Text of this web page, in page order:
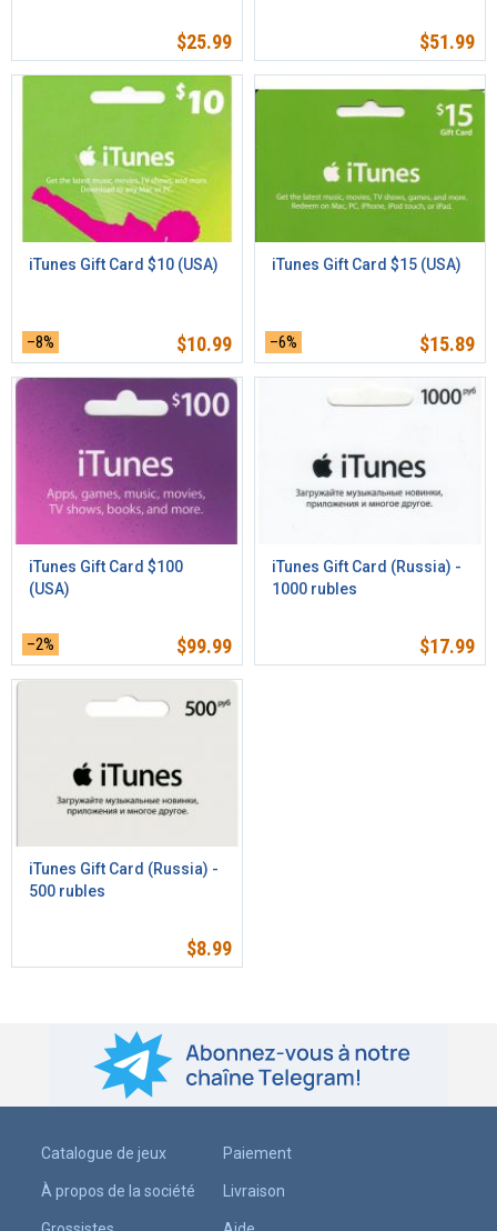
$25.99 $51.99
iTunes Gift Card $10 (USA)
–8% $10.99
iTunes Gift Card $15 (USA)
–6% $15.89
iTunes Gift Card $100
(USA)
–2% $99.99
iTunes Gift Card (Russia) -
1000 rubles
$17.99
iTunes Gift Card (Russia) -
500 rubles
$8.99
Catalogue de jeux
À propos de la société
Paiement
Livraison